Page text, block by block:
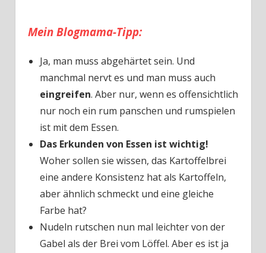
Mein Blogmama-Tipp:
Ja, man muss abgehärtet sein. Und
manchmal nervt es und man muss auch
eingreifen. Aber nur, wenn es offensichtlich
nur noch ein rum panschen und rumspielen
ist mit dem Essen.
Das Erkunden von Essen ist wichtig!
Woher sollen sie wissen, das Kartoffelbrei
eine andere Konsistenz hat als Kartoffeln,
aber ähnlich schmeckt und eine gleiche
Farbe hat?
Nudeln rutschen nun mal leichter von der
Gabel als der Brei vom Löffel. Aber es ist ja